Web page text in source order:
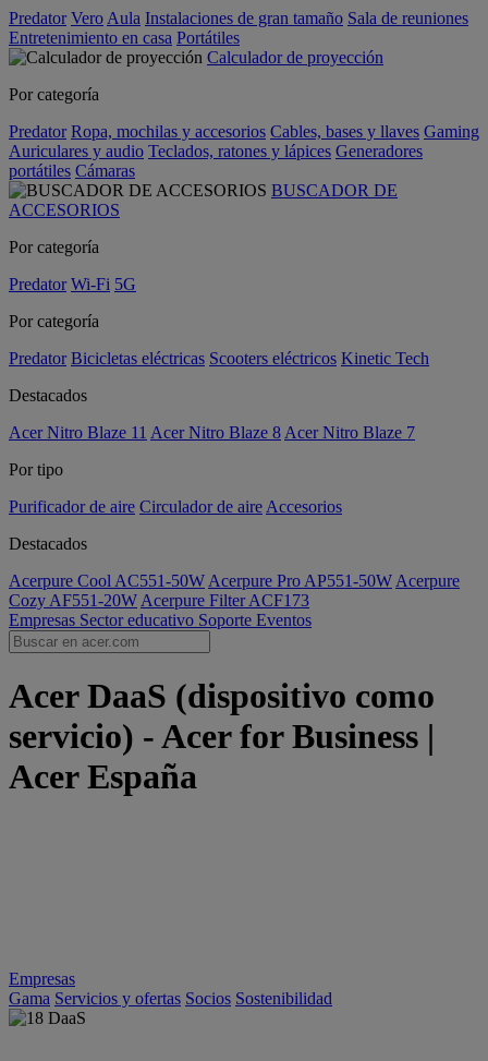
Predator Vero Aula Instalaciones de gran tamaño Sala de reuniones
Entretenimiento en casa Portátiles
Calculador de proyección
Por categoría
Predator Ropa, mochilas y accesorios Cables, bases y llaves Gaming
Auriculares y audio Teclados, ratones y lápices Generadores
portátiles Cámaras
BUSCADOR DE
ACCESORIOS
Por categoría
Predator Wi-Fi 5G
Por categoría
Predator Bicicletas eléctricas Scooters eléctricos Kinetic Tech
Destacados
Acer Nitro Blaze 11 Acer Nitro Blaze 8 Acer Nitro Blaze 7
Por tipo
Purificador de aire Circulador de aire Accesorios
Destacados
Acerpure Cool AC551-50W Acerpure Pro AP551-50W Acerpure
Cozy AF551-20W Acerpure Filter ACF173
Empresas Sector educativo Soporte Eventos
Acer DaaS (dispositivo como
servicio) - Acer for Business |
Acer España
Empresas
Gama Servicios y ofertas Socios Sostenibilidad